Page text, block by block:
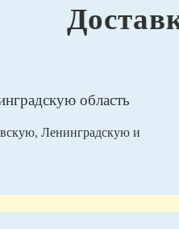
область
Ленинградскую и